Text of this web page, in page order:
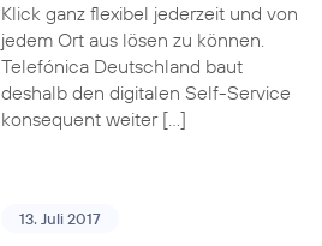
Klick ganz flexibel jederzeit und von
jedem Ort aus lösen zu können.
Telefónica Deutschland baut
deshalb den digitalen Self-Service
konsequent weiter […]
13. Juli 2017